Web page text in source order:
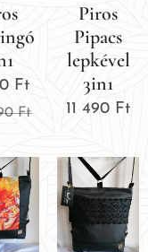
Ft
Ft
Piros
Pipacs
lepkével
3in1
11 490 Ft